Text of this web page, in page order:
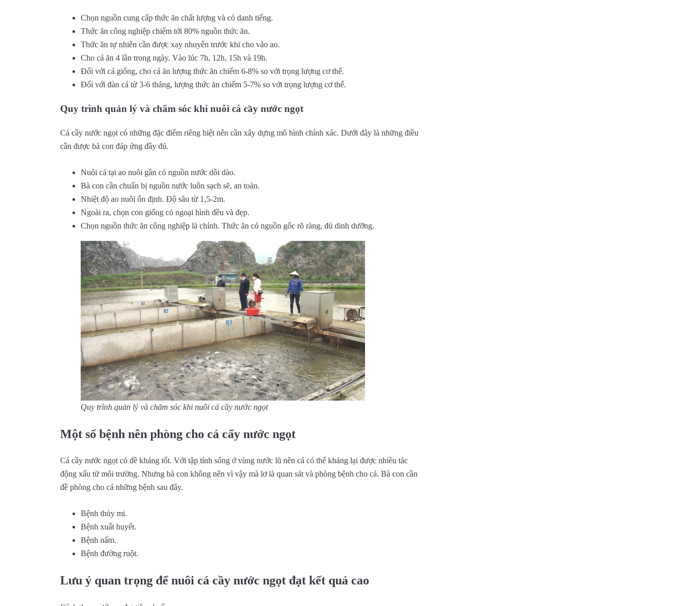
Chọn nguồn cung cấp thức ăn chất lượng và có danh tiếng.
Thức ăn công nghiệp chiếm tới 80% nguồn thức ăn.
Thức ăn tự nhiên cần được xay nhuyễn trước khi cho vào ao.
Cho cá ăn 4 lần trong ngày. Vào lúc 7h, 12h, 15h và 19h.
Đối với cá giống, cho cá ăn lượng thức ăn chiếm 6-8% so với trọng lượng cơ thể.
Đối với đàn cá từ 3-6 tháng, lượng thức ăn chiếm 5-7% so với trọng lượng cơ thể.
Quy trình quản lý và chăm sóc khi nuôi cá cầy nước ngọt
Cá cầy nước ngọt có những đặc điểm riêng biệt nên cần xây dựng mô hình chính xác. Dưới đây là những điều
cần được bà con đáp ứng đầy đủ.
Nuôi cá tại ao nuôi gần có nguồn nước dồi dào.
Bà con cần chuẩn bị nguồn nước luôn sạch sẽ, an toàn.
Nhiệt độ ao nuôi ổn định. Độ sâu từ 1,5-2m.
Ngoài ra, chọn con giống có ngoại hình đều và đẹp.
Chọn nguồn thức ăn công nghiệp là chính. Thức ăn có nguồn gốc rõ ràng, đủ dinh dưỡng.
Quy trình quản lý và chăm sóc khi nuôi cá cầy nước ngọt
Một số bệnh nên phòng cho cá cấy nước ngọt
Cá cầy nước ngọt có đề kháng tốt. Với tập tính sống ở vùng nước lũ nên cá có thể kháng lại được nhiều tác
động xấu từ môi trường. Nhưng bà con không nên vì vậy mà lơ là quan sát và phòng bệnh cho cá. Bà con cần
đề phòng cho cá những bệnh sau đây.
Bệnh thủy mi.
Bệnh xuất huyết.
Bệnh nấm.
Bệnh đường ruột.
Lưu ý quan trọng để nuôi cá cầy nước ngọt đạt kết quả cao